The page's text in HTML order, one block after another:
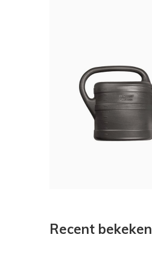
Recent bekeken